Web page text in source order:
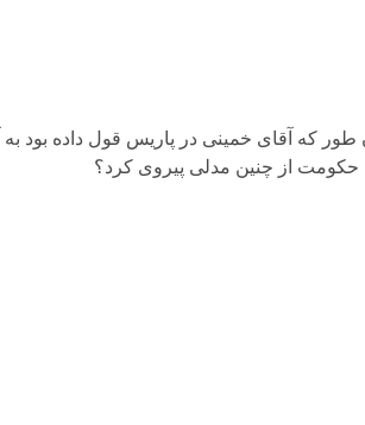
که آقای خمینی در پاریس قول داده بود به
حکومت از چنین مدلی پیروی کرد؟